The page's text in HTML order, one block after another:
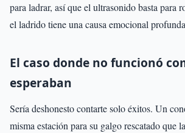
para ladrar, así que el ultrasonido basta para
el ladrido tiene una causa emocional
El caso donde no funcionó
esperaban
Sería deshonesto contarte solo éxitos. Un
misma estación para su galgo rescatado que